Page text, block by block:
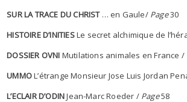
SUR LA TRACE DU CHRIST… en Gaule/ Page30
HISTOIRE D’INITIESLe secret alchimique de
DOSSIER OVNI Mutilations animales en France /
UMMOL’étrange Monsieur Jose Luis Jordan
L’ECLAIR D’ODINJean-Marc Roeder / Page58